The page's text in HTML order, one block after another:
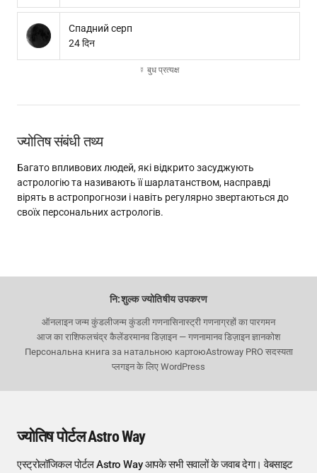
Спадний серп
24 दिन
☿ बुध प्रत्यक्ष
ज्योतिष संबंधी तथ्य
Багато впливових людей, які відкрито засуджують
астрологію та називають її шарлатанством, насправді
вірять в астропрогнози і навіть регулярно звертаються до
своїх персональних астрологів.
नि:शुल्क ज्योतिषीय उपकरण
ऑनलाइन जन्म कुंडलीजन्म कुंडली गणनासिनास्ट्री गणनाग्रहों का पारगमन
आज का राशिफलचंद्र कैलेंडरमानव डिज़ाइन — गणनामानव डिज़ाइन ज्ञानकोश
Персональна книга за натальною картоюAstroway PRO सदस्यता
प्लगइन के लिए WordPress
ज्योतिष पोर्टल Astro Way
एस्ट्रोलॉजिकल पोर्टल Astro Way आपके सभी सवालों के जवाब देगा। वेबसाइट